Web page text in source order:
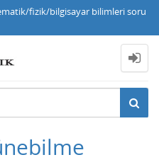
fizik/bilgisayar bilimleri soru